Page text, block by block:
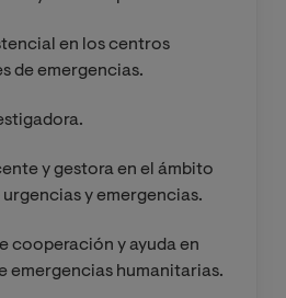
en los centros
de emergencias.
y gestora en el ámbito
y emergencias.
cooperación y ayuda en
emergencias humanitarias.